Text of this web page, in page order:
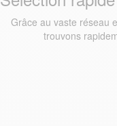
Grâce au vaste réseau
trouvons